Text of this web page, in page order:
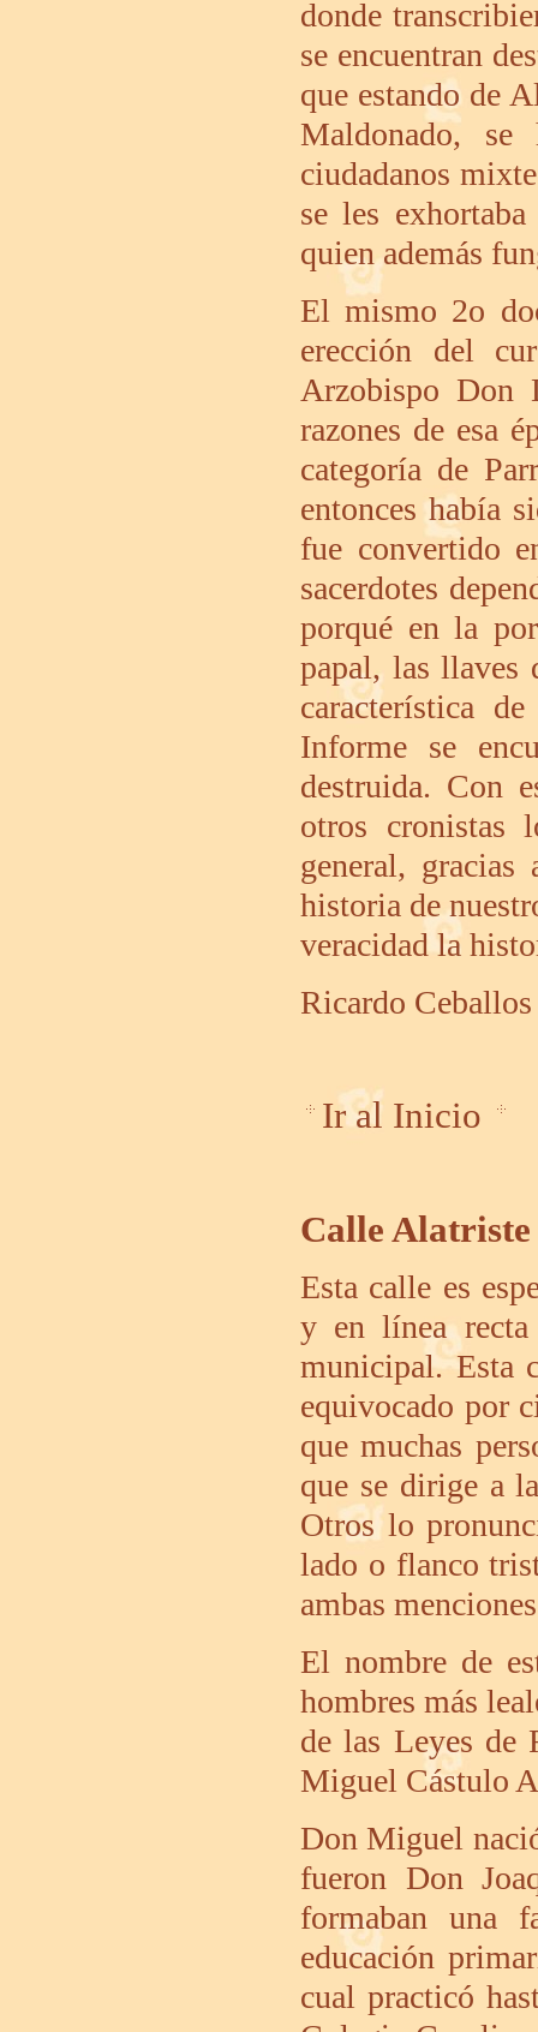
donde
se encuentran
que estando de
Maldonado,
ciudadanos
se les
quien además
El mismo 2o
erección del
Arzobispo Don
razones de esa
categoría de
entonces había
fue convertido
sacerdotes
porqué en la
papal, las
característica
Informe se
destruida. Con
otros cronistas
general,
historia de
veracidad la
Ricardo
Ir al Inicio
Calle Alatriste
Esta calle es
y en línea
municipal. Esta
equivocado por
que muchas
que se dirige a
Otros lo
lado o flanco
ambas
El nombre de
hombres más
de las Leyes de
Miguel Cástulo
Don Miguel
fueron Don
formaban una
educación
cual practicó